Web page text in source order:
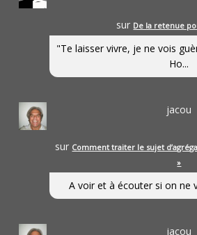
sur De la retenue
"Te laisser vivre, je ne vois
Ho...
jacou
sur Comment traiter le sujet
»
A voir et à écouter si on ne
jacou